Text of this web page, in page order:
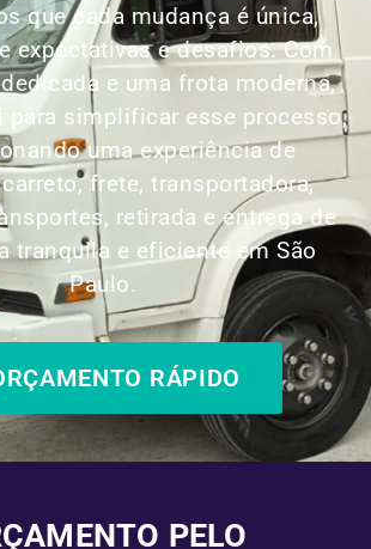
que cada mudança é única,
expectativas e desafios. Com
e uma frota moderna,
para simplificar esse processo,
uma experiência de
frete, transportadora,
retirada e entrega de
tranquila e eficiente em São
Paulo.
RÁPIDO
PELO